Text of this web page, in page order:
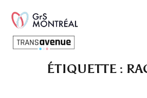
Français
ÉTIQUETTE :